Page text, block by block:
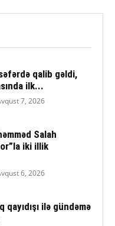
qalib gəldi,
ilk...
7, 2026
Salah
iki illik
6, 2026
qayıdışı ilə gündəmə